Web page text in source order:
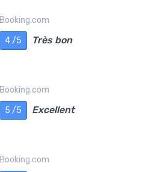
Booking.com
4 /5
Très bon
Booking.com
5 /5
Excellent
Booking.com